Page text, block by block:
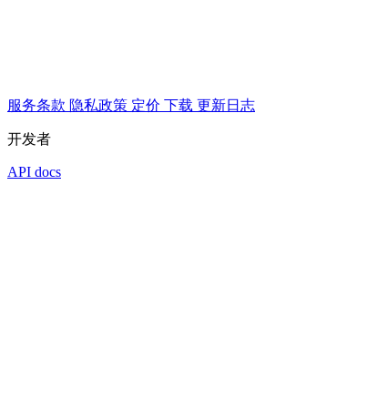
服务条款 隐私政策 定价 下载 更新日志
开发者
API docs